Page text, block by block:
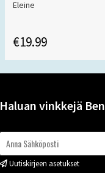
Eleine
€19.99
Haluan vinkkejä
Uutiskirjeen asetukset